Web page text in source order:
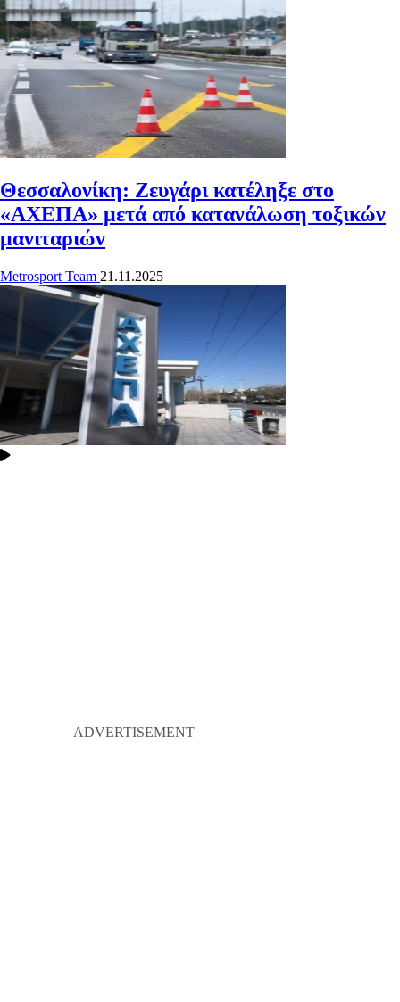
Θεσσαλονίκη: Ζευγάρι κατέληξε στο
«ΑΧΕΠΑ» μετά από κατανάλωση τοξικών
μανιταριών
Metrosport Team 21.11.2025